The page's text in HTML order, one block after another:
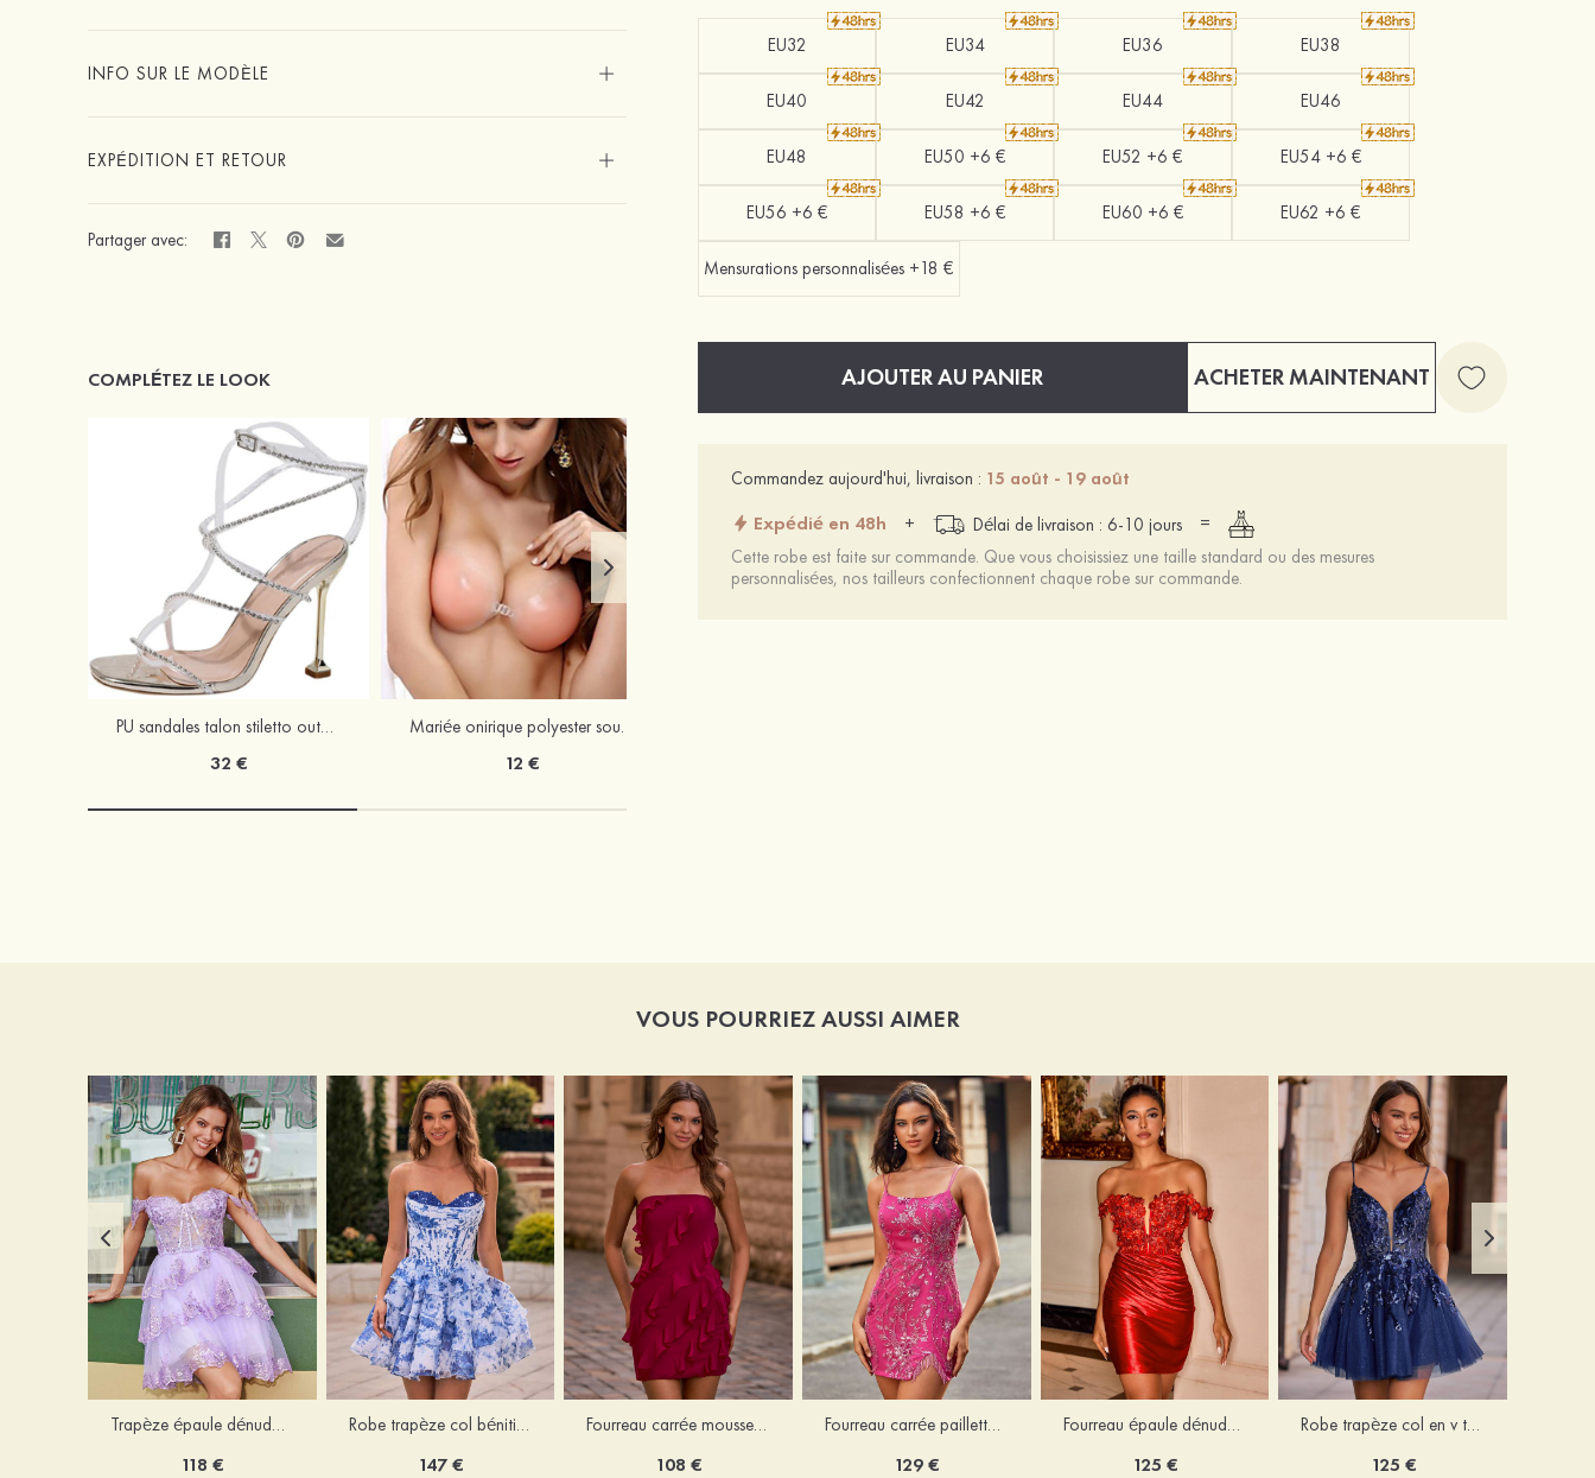
INFO SUR LE MODÈLE
EXPÉDITION ET RETOUR
Partager avec:
COMPLÉTEZ LE LOOK
PU sandales talon stiletto outdoor chaussures de mode
32 €
Mariée onirique polyester soutien-gorge
12 €
EU32 EU34 EU36 EU38
EU40 EU42 EU44 EU46
EU48 EU50 +6 € EU52 +6 € EU54 +6 €
EU56 +6 € EU58 +6 € EU60 +6 € EU62 +6 €
Mensurations personnalisées +18 €
AJOUTER AU PANIER ACHETER MAINTENANT
Commandez aujourd'hui, livraison : 15 août - 19 août
Expédié en 48h + Délai de livraison : 6-10 jours
=
Cette robe est faite sur commande. Que vous choisissiez une taille standard ou des mesures
personnalisées, nos tailleurs confectionnent chaque robe sur commande.
VOUS POURRIEZ AUSSI AIMER
Trapèze épaule dénudée tulle courte/mini robe de fête de la rentrée avec paillettes
118 €
Robe trapèze col bénitier mousseline courte/mini robe de fête de la rentrée avec appliqué
147 €
Fourreau carrée mousseline courte/mini robe de fête de la rentré avec volants
108 €
Fourreau carrée paillettes courte/mini robe de fête de la rentrée
129 €
Fourreau épaule dénudée soie comme du satin courte/mini robe de fête de la rentrée
125 €
Robe trapèze col en v tulle courte/mini robe de fête de la rentrée avec poches paillettes
125 €